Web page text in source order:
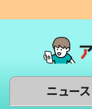
ニュース